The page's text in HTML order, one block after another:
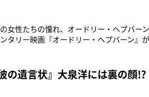
女性たちの憧れ、オードリー・ヘプバー
タリー映画『オードリー・ヘプバーン
ってもらったーー。 歴史に残る名女優で
の遺言状』大泉洋には裏の顔!?